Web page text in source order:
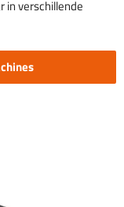
in verschillende